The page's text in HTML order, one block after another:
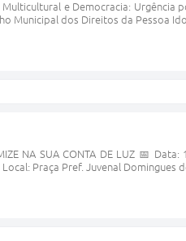
e Democracia: Urgência
Municipal dos Direitos da Pessoa
NA SUA CONTA DE LUZ 📅
Praça Pref. Juvenal Domingues